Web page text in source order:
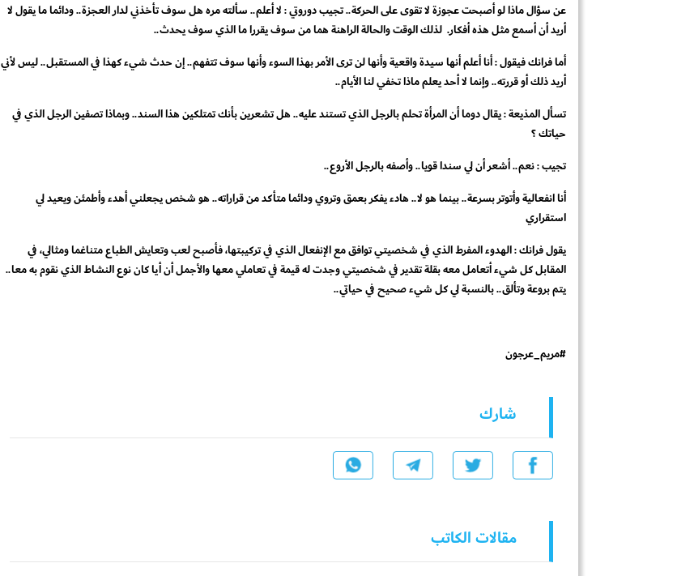
عن سؤال ماذا لو أصبحت عجوزة لا تقوى على الحركة.. تجيب دوروتي : لا أعلم.. سألته مره هل سوف تأخذني لدار العجزة.. ودائما ما يقول لا
أريد أن أسمع مثل هذه أفكار. لذلك الوقت والحالة الراهنة هما من سوف يقررا ما الذي سوف يحدث..
أما فرانك فيقول : أنا أعلم أنها سيدة واقعية وأنها لن ترى الأمر بهذا السوء وأنها سوف تتفهم.. إن حدث شيء كهذا في المستقبل.. ليس لأني
أريد ذلك أو قررته.. وإنما لا أحد يعلم ماذا تخفي لنا الأيام..
تسأل المذيعة : يقال دوما أن المرأة تحلم بالرجل الذي تستند عليه.. هل تشعرين بأنك تمتلكين هذا السند.. وبماذا تصفين الرجل الذي في
حياتك ؟
تجيب : نعم.. أشعر أن لي سندا قويا.. وأصفه بالرجل الأروع..
أنا انفعالية وأتوتر بسرعة.. بينما هو لا.. هادء يفكر بعمق وتروي ودائما متأكد من قراراته.. هو شخص يجعلني أهدء وأطمئن ويعيد لي
استقراري
يقول فرانك : الهدوء المفرط الذي في شخصيتي توافق مع الإنفعال الذي في تركيبتها، فأصبح لعب وتعايش الطباع متناغما ومثالي، في
المقابل كل شيء أتعامل معه بقلة تقدير في شخصيتي وجدت له قيمة في تعاملي معها والأجمل أن أيا كان نوع النشاط الذي نقوم به معا..
يتم بروعة وتألق.. بالنسبة لي كل شيء صحيح في حياتي..
#مريم_عرجون
شارك
مقالات الكاتب